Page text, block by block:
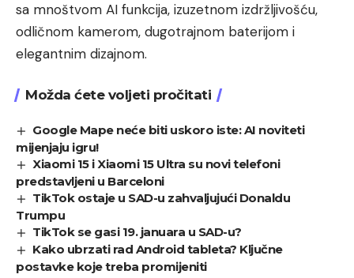
sa mnoštvom AI funkcija, izuzetnom izdržljivošću,
odličnom kamerom, dugotrajnom baterijom i
elegantnim dizajnom.
Možda ćete voljeti pročitati
Google Mape neće biti uskoro iste: AI noviteti
mijenjaju igru!
Xiaomi 15 i Xiaomi 15 Ultra su novi telefoni
predstavljeni u Barceloni
TikTok ostaje u SAD-u zahvaljujući Donaldu
Trumpu
TikTok se gasi 19. januara u SAD-u?
Kako ubrzati rad Android tableta? Ključne
postavke koje treba promijeniti